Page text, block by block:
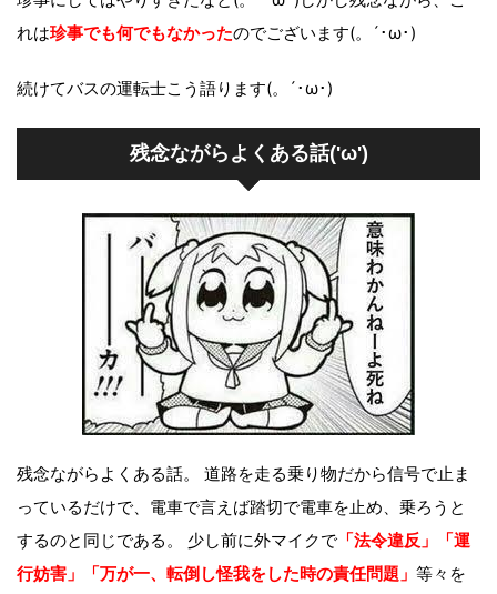
れは珍事でも何でもなかったのでございます(。´･ω･)
続けてバスの運転士こう語ります(。´･ω･)
残念ながらよくある話('ω')
残念ながらよくある話。 道路を走る乗り物だから信号で止ま
っているだけで、電車で言えば踏切で電車を止め、乗ろうと
するのと同じである。 少し前に外マイクで 「法令違反」「運
行妨害」「万が一、転倒し怪我をした時の責任問題」 等々を